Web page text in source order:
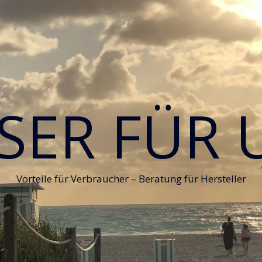
FÜR
Vorteile für Verbraucher – Beratung für Hersteller